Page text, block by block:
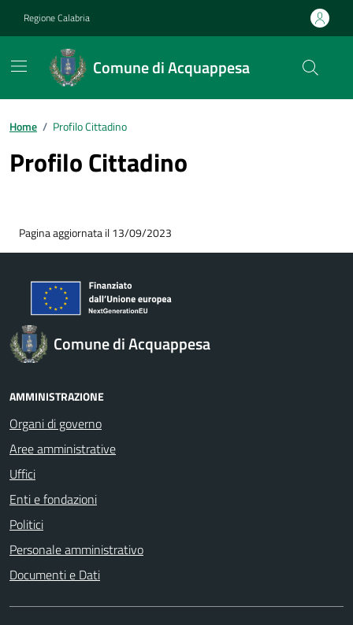
Regione Calabria
Comune di Acquappesa
Home / Profilo Cittadino
Profilo Cittadino
Pagina aggiornata il 13/09/2023
Comune di Acquappesa
AMMINISTRAZIONE
Organi di governo
Aree amministrative
Uffici
Enti e fondazioni
Politici
Personale amministrativo
Documenti e Dati